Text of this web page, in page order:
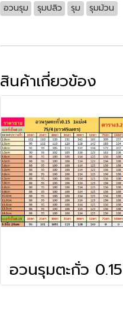
อวนรุม รุมปลิว รุม รุมม้วน
สินค้าเกี่ยวข้อง